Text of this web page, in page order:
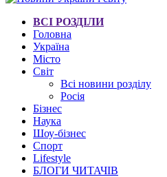
ВСІ РОЗДІЛИ
Головна
Україна
Місто
Світ
Всі новини розділу
Росія
Бізнес
Наука
Шоу-бізнес
Спорт
Lifestyle
БЛОГИ ЧИТАЧІВ